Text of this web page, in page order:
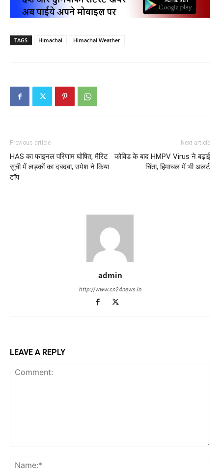
TAGS Himachal Himachal Weather
Previous article
HAS का फाइनल परिणाम घोषित, मैरिट
सूची में लड़कों का दबदबा, उमेश ने किया
टॉप
Next article
कोविड के बाद HMPV Virus ने बढ़ाई
चिंता, हिमाचल में भी अलर्ट
admin
http://www.cn24news.in
LEAVE A REPLY